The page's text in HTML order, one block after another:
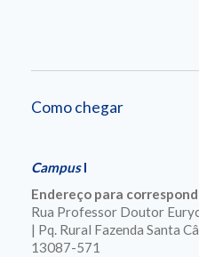
Como chegar
CampusI
Endereço para
Rua Professor Doutor
| Pq. Rural Fazenda Santa
13087-571